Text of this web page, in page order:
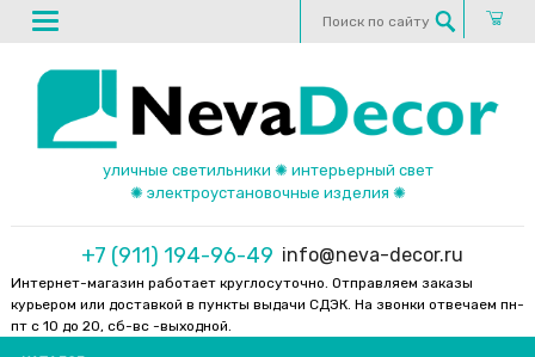
уличные светильники ✺ интерьерный свет
✺ электроустановочные изделия ✺
+7 (911) 194-96-49 info@neva-decor.ru
Интернет-магазин работает круглосуточно. Отправляем заказы
курьером или доставкой в пункты выдачи СДЭК. На звонки отвечаем пн-
пт с 10 до 20, сб-вс -выходной.